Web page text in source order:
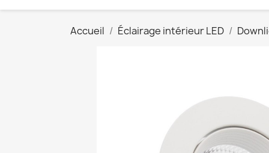
Accueil Éclairage intérieur LED